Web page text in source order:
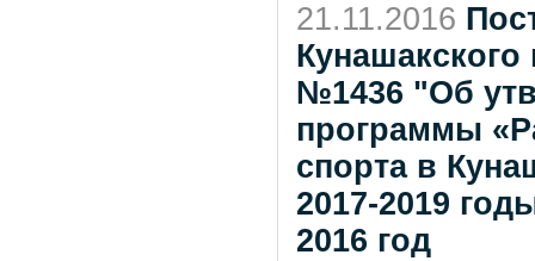
21.11.2016
Кунашакского
№1436 "Об
программы
спорта в
2017-2019
2016 год